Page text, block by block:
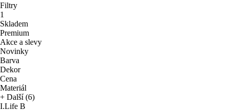
Filtry
1
Skladem
Premium
Akce a slevy
Novinky
Barva
Dekor
Cena
Materiál
+ Další (6)
I.Life B